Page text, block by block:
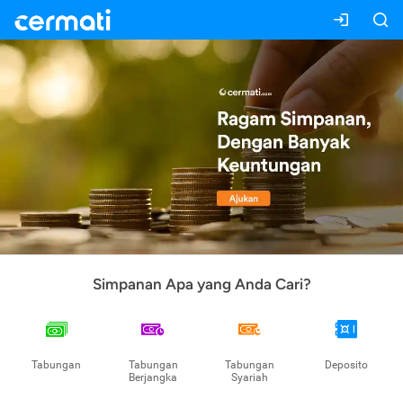
Simpanan Apa yang Anda Cari?
Tabungan
Tabungan
Berjangka
Tabungan
Syariah
Deposito